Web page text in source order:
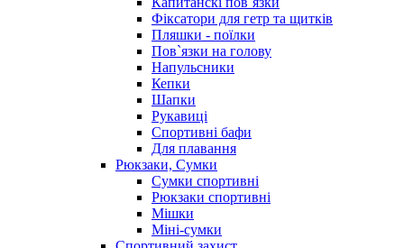
Фіксатори для гетр та щитків
Пляшки - поїлки
Пов`язки на голову
Напульсники
Кепки
Шапки
Рукавиці
Спортивні бафи
Для плавання
Рюкзаки, Сумки
Сумки спортивні
Рюкзаки спортивні
Мішки
Міні-сумки